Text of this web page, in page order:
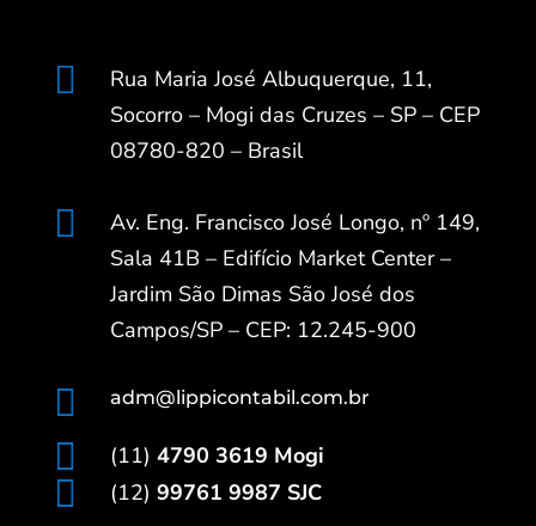

Rua Maria José Albuquerque, 11,
Socorro – Mogi das Cruzes – SP – CEP
08780-820 – Brasil

Av. Eng. Francisco José Longo, nº 149,
Sala 41B – Edifício Market Center –
Jardim São Dimas São José dos
Campos/SP – CEP: 12.245-900
 adm@lippicontabil.com.br
 (11) 4790 3619 Mogi
 (12) 99761 9987 SJC